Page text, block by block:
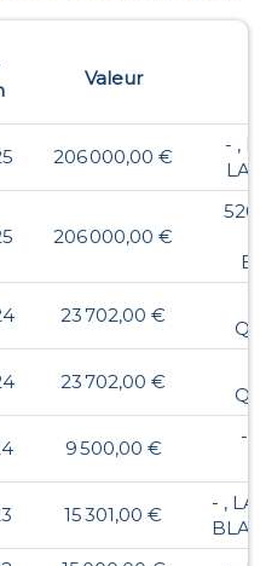
Valeur
206 000,00 €
- ,
LA
206 000,00 €
23 702,00 €
23 702,00 €
9 500,00 €
-
15 301,00 €
- ,